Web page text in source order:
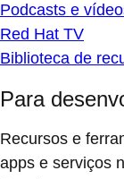
Podcasts e
Red Hat TV
Biblioteca de
Para
Recursos e
apps e serviços